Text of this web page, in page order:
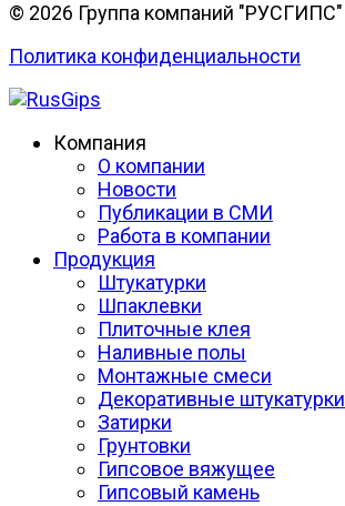
© 2026 Группа компаний "РУСГИПС"
Политика конфиденциальности
Компания
О компании
Новости
Публикации в СМИ
Работа в компании
Продукция
Штукатурки
Шпаклевки
Плиточные клея
Наливные полы
Монтажные смеси
Декоративные штукатурки
Затирки
Грунтовки
Гипсовое вяжущее
Гипсовый камень